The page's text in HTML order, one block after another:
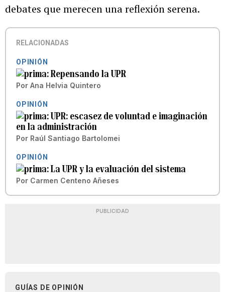
debates que merecen una reflexión serena.
RELACIONADAS
OPINIÓN
Repensando la UPR
Por Ana Helvia Quintero
OPINIÓN
UPR: escasez de voluntad e imaginación
en la administración
Por Raúl Santiago Bartolomei
OPINIÓN
La UPR y la evaluación del sistema
Por Carmen Centeno Añeses
PUBLICIDAD
GUÍAS DE OPINIÓN